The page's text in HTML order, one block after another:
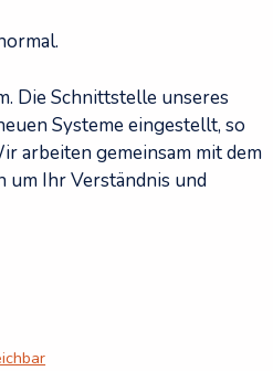
Die Schnittstelle unseres
Systeme eingestellt, so
arbeiten gemeinsam mit dem
um Ihr Verständnis und